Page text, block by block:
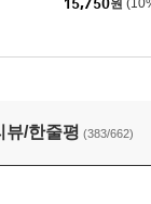
15,750원
기념 스페셜 에디
뷰/한줄평 (383/662)